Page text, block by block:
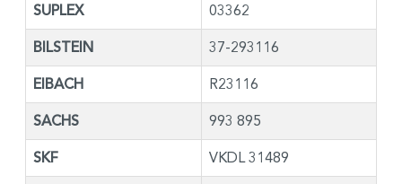
SUPLEX 03362
BILSTEIN 37-293116
EIBACH R23116
SACHS 993 895
SKF VKDL 31489